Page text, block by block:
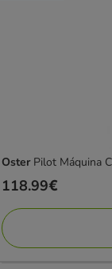
Oster Pilot Máquina
Preço
118.99€
118.99€